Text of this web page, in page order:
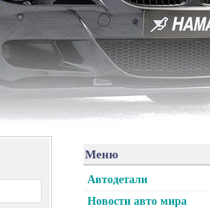
Меню
Автодетали
Новости авто мира